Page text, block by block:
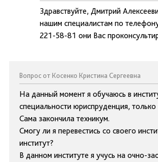
Здравствуйте, Дмитрий
нашим специалистам по
221-58-81 они Вас
Вопрос от Косенко Кристина Сергеевна
На данный момент я обучаюсь в
специальности юриспруденция, только
Сама закончила техникум.
Смогу ли я перевестись со своего
институт?
В данном институте я учусь на очно-